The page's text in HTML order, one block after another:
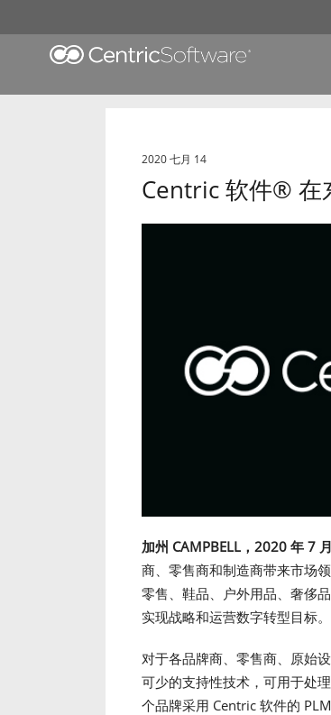
2020 七月 14
Centric 软件® 在
加州 CAMPBELL ， 2020 年 7 月
商、零售商和制造商带来市场
零售、鞋品、户外用品、奢侈
实现战略和运营数字转型目标。
对于各品牌商、零售商、原始
可少的支持性技术，可用于处
个品牌采用 Centric 软件的